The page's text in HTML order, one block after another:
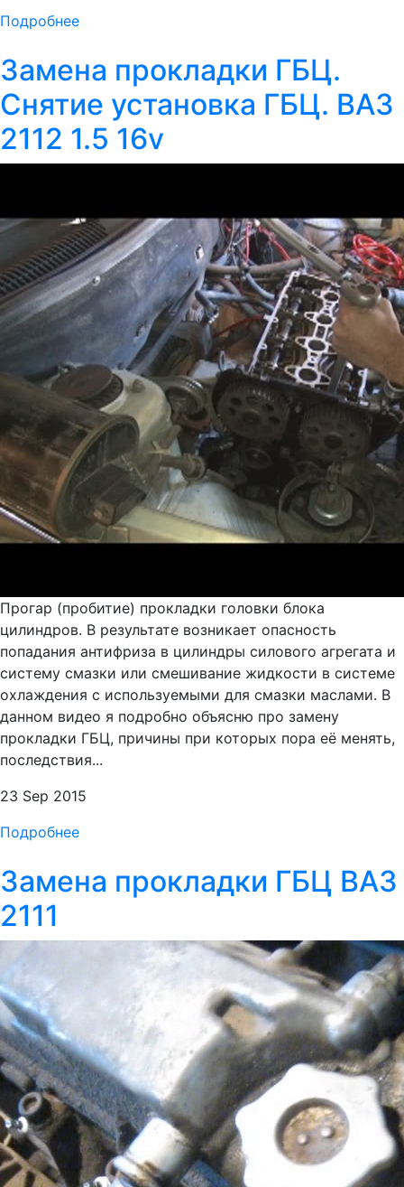
Подробнее
Замена прокладки ГБЦ.
Снятие установка ГБЦ. ВАЗ
2112 1.5 16v
Прогар (пробитие) прокладки головки блока
цилиндров. В результате возникает опасность
попадания антифриза в цилиндры силового агрегата и
систему смазки или смешивание жидкости в системе
охлаждения с используемыми для смазки маслами. В
данном видео я подробно объясню про замену
прокладки ГБЦ, причины при которых пора её менять,
последствия...
23 Sep 2015
Подробнее
Замена прокладки ГБЦ ВАЗ
2111